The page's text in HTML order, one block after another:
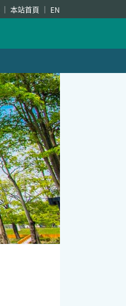
本站首頁 EN